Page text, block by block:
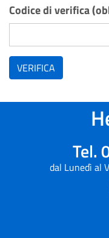
Codice di verifica
VERIFICA
Tel.
dal Lunedì al